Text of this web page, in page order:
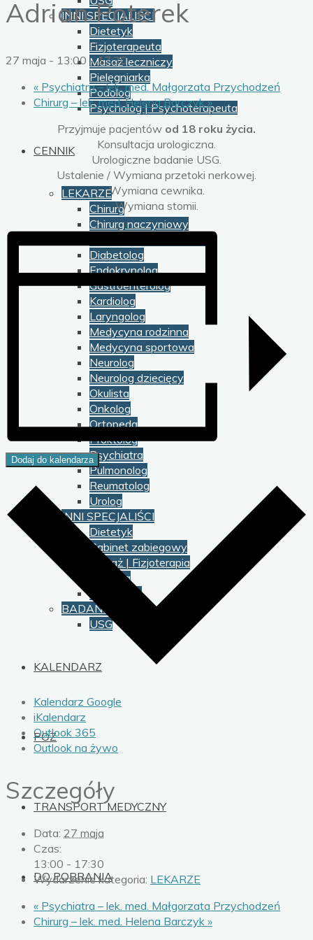
INNI SPECJALIŚCI
Dietetyk
Fizjoterapeuta
Masaż leczniczy
Pielęgniarka
Podolog
Psycholog | Psychoterapeuta
CENNIK
LEKARZE
Chirurg
Chirurg naczyniowy
Diabetolog
Endokrynolog
Gastroenterolog
Kardiolog
Laryngolog
Medycyna rodzinna
Medycyna sportowa
Neurolog
Neurolog dziecięcy
Okulista
Onkolog
Ortopeda
Proktolog
Psychiatra
Pulmonolog
Reumatolog
Urolog
INNI SPECJALIŚCI
Dietetyk
Gabinet zabiegowy
Masaż | Fizjoterapia
Podolog
Psycholog
BADANIA
USG
KALENDARZ
POZ
TRANSPORT MEDYCZNY
DO POBRANIA
Adrian Poterek
27 maja - 13:00 -17:30
« Psychiatra – lek. med. Małgorzata Przychodzeń
Chirurg – lek. med. Helena Barczyk»
Przyjmuje pacjentów od 18 roku życia.
Konsultacja urologiczna.
Urologiczne badanie USG.
Ustalenie / Wymiana przetoki nerkowej.
Wymiana cewnika.
Wymiana stomii.
Dodaj do kalendarza
Kalendarz Google
iKalendarz
Outlook 365
Outlook na żywo
Szczegóły
Data: 27 maja
Czas:
13:00 - 17:30
Wydarzenie kategoria: LEKARZE
« Psychiatra – lek. med. Małgorzata Przychodzeń
Chirurg – lek. med. Helena Barczyk »